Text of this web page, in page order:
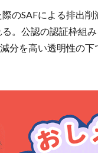
のSAFによる排出
。公認の認証枠組
分を高い透明性の